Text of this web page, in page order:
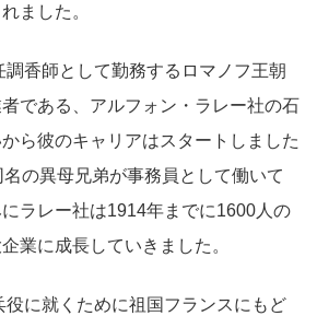
ました。
香師として勤務するロマノフ王朝
である、アルフォン・ラレー社の石
ら彼のキャリアはスタートしました
名の異母兄弟が事務員として働いて
ラレー社は1914年までに1600人の
業に成長していきました。
役に就くために祖国フランスにもど